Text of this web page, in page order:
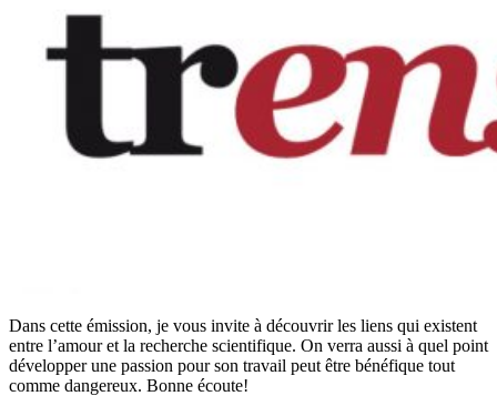
Dans cette émission, je vous invite à découvrir les liens qui existent
entre l’amour et la recherche scientifique. On verra aussi à quel point
développer une passion pour son travail peut être bénéfique tout
comme dangereux. Bonne écoute!